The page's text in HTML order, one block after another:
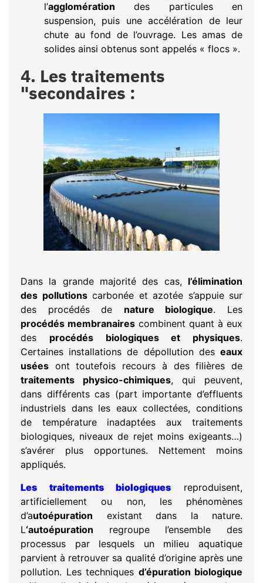
l’agglomération des particules en
suspension, puis une accélération de leur
chute au fond de l’ouvrage. Les amas de
solides ainsi obtenus sont appelés « flocs ».
4. Les traitements
"secondaires :
Dans la grande majorité des cas, l’élimination
des pollutionscarbonée et azotée s’appuie sur
des procédés de nature biologique. Les
procédés membranaires combinent quant à eux
des procédés biologiques et physiques.
Certaines installations de dépollution des eaux
usées ont toutefois recours à des filières de
traitements physico-chimiques, qui peuvent,
dans différents cas (part importante d’effluents
industriels dans les eaux collectées, conditions
de température inadaptées aux traitements
biologiques, niveaux de rejet moins exigeants…)
s’avérer plus opportunes. Nettement moins
appliqués.
Les traitements biologiques
reproduisent,
artificiellement ou non, les phénomènes
d’autoépuration existant dans la nature.
L‘autoépuration regroupe l’ensemble des
processus par lesquels un milieu aquatique
parvient à retrouver sa qualité d’origine après une
pollution. Les techniques d’épuration biologique